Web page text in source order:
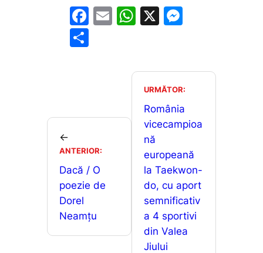
F
k
E
W
s
A
p
p
X
s
e
n
g
er
a
ă
←
ANTERIOR:
Dacă / O
poezie de
Dorel
Neamțu
URMĂTOR:
România
vicecampioa
nă
europeană
la Taekwon-
do, cu aport
semnificativ
a 4 sportivi
din Valea
Jiului